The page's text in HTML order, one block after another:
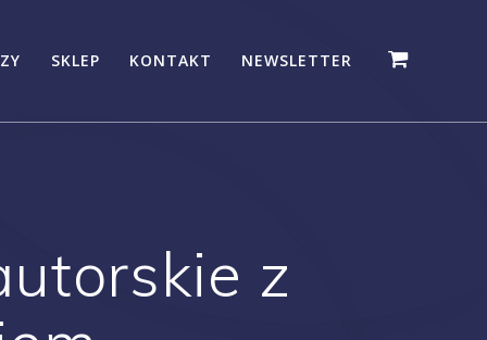
SKLEP KONTAKT NEWSLETTER
z